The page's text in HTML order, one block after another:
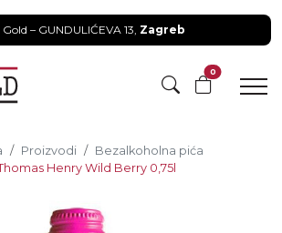
– GUNDULIĆEVA 13, Zagreb
0
Proizvodi
Bezalkoholna pića
Henry Wild Berry 0,75l